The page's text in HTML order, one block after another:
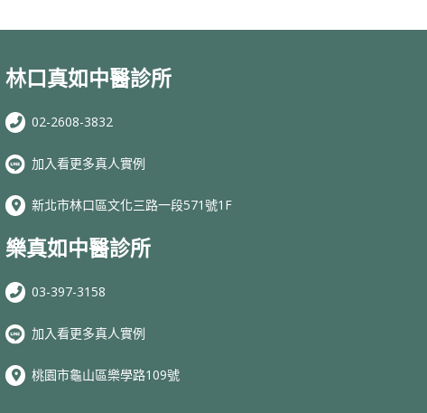
林口真如中醫診所
02-2608-3832
加入看更多真人實例
新北市林口區文化三路一段571號1F
樂真如中醫診所
03-397-3158
加入看更多真人實例
桃園市龜山區樂學路109號